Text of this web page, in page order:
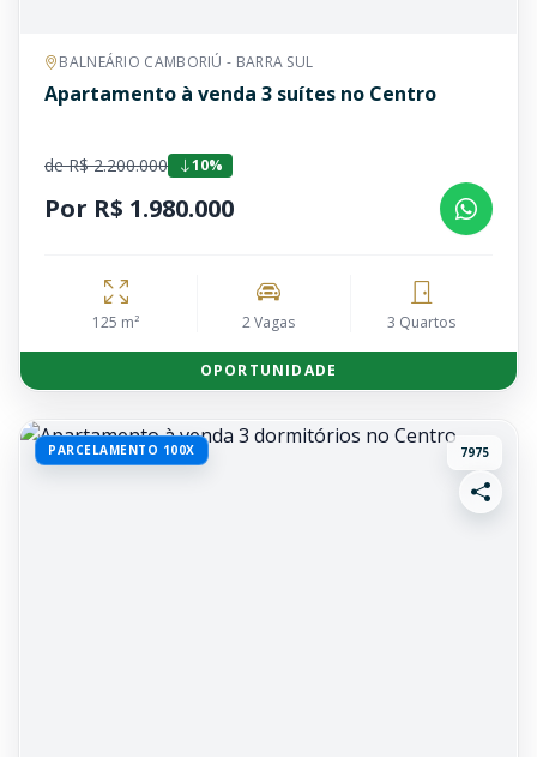
BALNEÁRIO CAMBORIÚ - BARRA SUL
Apartamento à venda 3 suítes no Centro
de R$ 2.200.000 10%
Por R$ 1.980.000
125 m² 2 Vagas 3 Quartos
OPORTUNIDADE
PARCELAMENTO 100X 7975